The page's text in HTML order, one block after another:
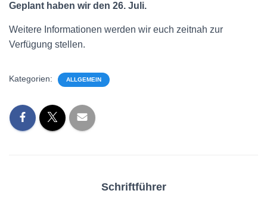
Geplant haben wir den 26. Juli.
Weitere Informationen werden wir euch zeitnah zur
Verfügung stellen.
Kategorien: ALLGEMEIN
Schriftführer